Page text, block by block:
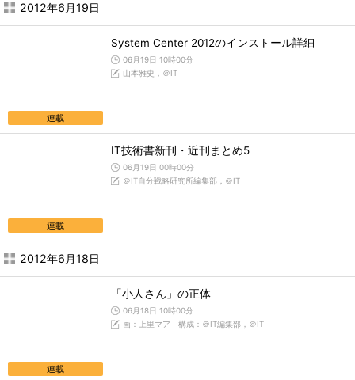
2012年6月19日
連載
System Center 2012のインストール詳細
06月19日 10時00分
山本雅史，＠IT
連載
IT技術書新刊・近刊まとめ5
06月19日 00時00分
＠IT自分戦略研究所編集部，＠IT
2012年6月18日
連載
「小人さん」の正体
06月18日 10時00分
画：上里マア 構成：＠IT編集部，＠IT